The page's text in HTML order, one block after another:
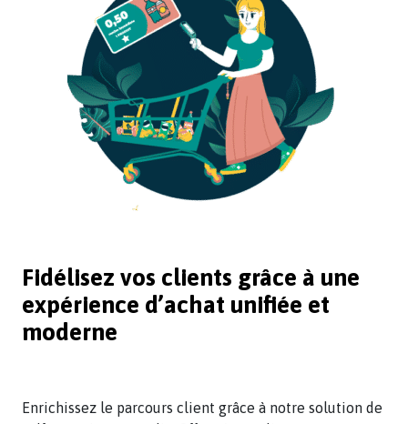
Fidélisez vos clients grâce à une
expérience d’achat unifiée et
moderne
Enrichissez le parcours client grâce à notre solution de